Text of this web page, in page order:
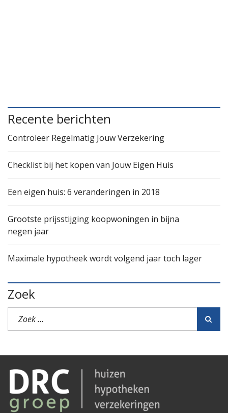
Recente berichten
Controleer Regelmatig Jouw Verzekering
Checklist bij het kopen van Jouw Eigen Huis
Een eigen huis: 6 veranderingen in 2018
Grootste prijsstijging koopwoningen in bijna
negen jaar
Maximale hypotheek wordt volgend jaar toch lager
Zoek